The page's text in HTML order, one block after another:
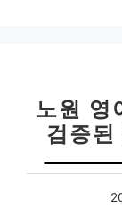
노원 영
검증